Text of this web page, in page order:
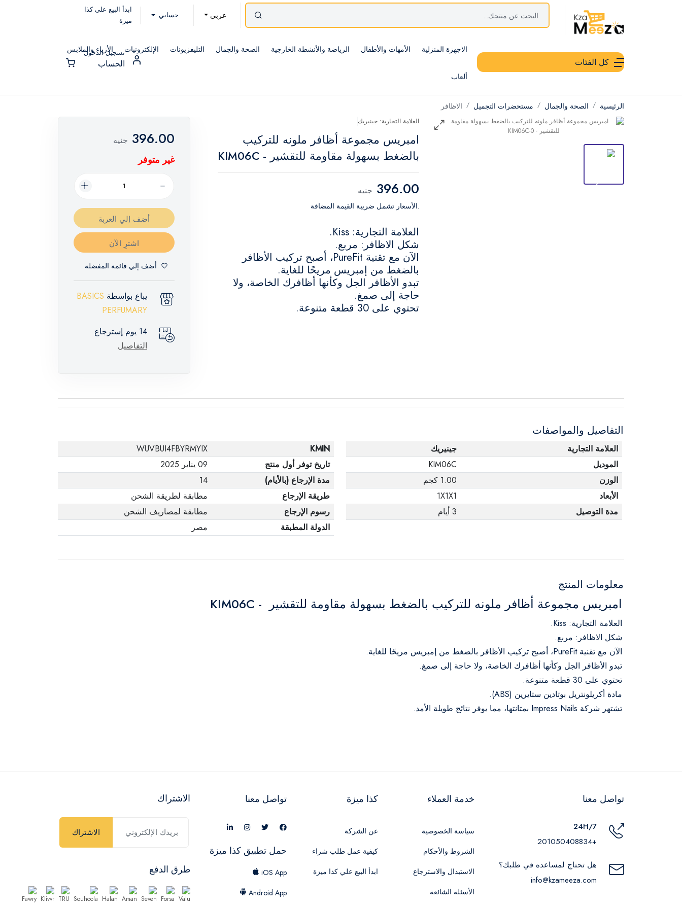
عربي حسابي
ابدأ البيع علي كذا
ميزة
كل الفئات
الاجهزة المنزلية الأمهات والأطفال الرياضة والأنشطة الخارجية الصحة والجمال التليفزيونات الإلكترونيات الأزياء والملابس
ألعاب
تسجيل الدخول
الحساب
الرئيسية الصحة والجمال مستحضرات التجميل الاظافر
العلامة التجارية: جينيريك
امبريس مجموعة أظافر ملونه للتركيب
بالضغط بسهولة مقاومة للتقشير - KIM06C
396.00 جنيه
.الأسعار تشمل ضريبة القيمة المضافة
العلامة التجارية: Kiss.
شكل الاظافر: مربع.
الآن مع تقنية PureFit، أصبح تركيب الأظافر
بالضغط من إمبريس مريحًا للغاية.
تبدو الأظافر الجل وكأنها أظافرك الخاصة، ولا
حاجة إلى صمغ.
تحتوي على 30 قطعة متنوعة.
396.00 جنيه
غير متوفر
أضف إلي العربة
اشترِ الآن
أضف إلي قائمة المفضلة
يباع بواسطة BASICS
PERFUMARY
14 يوم إسترجاع
التفاصيل
التفاصيل والمواصفات
العلامة التجارية
جينيريك
الموديل
KIM06C
الوزن
1.00 كجم
الأبعاد
1X1X1
مدة التوصيل
3 أيام
KMIN
WUVBUI4FBYRMYIX
تاريخ توفر أول منتج
09 يناير 2025
مدة الإرجاع (بالأيام)
14
طريقة الإرجاع
مطابقة لطريقة الشحن
رسوم الإرجاع
مطابقة لمصاريف الشحن
الدولة المطبقة
مصر
معلومات المنتج
امبريس مجموعة أظافر ملونه للتركيب بالضغط بسهولة مقاومة للتقشير - KIM06C
العلامة التجارية: Kiss.
شكل الاظافر: مربع.
الآن مع تقنية PureFit، أصبح تركيب الأظافر بالضغط من إمبريس مريحًا للغاية.
تبدو الأظافر الجل وكأنها أظافرك الخاصة، ولا حاجة إلى صمغ.
تحتوي على 30 قطعة متنوعة.
مادة أكريلونتريل بوتادين ستايرين (ABS).
تشتهر شركة Impress Nails بمتانتها، مما يوفر نتائج طويلة الأمد.
تواصل معنا
24H/7
+201050408834
هل تحتاج لمساعده في طلبك؟
info@kzameeza.com
خدمة العملاء
سياسة الخصوصية
الشروط والأحكام
الاستبدال والاسترجاع
الأسئلة الشائعة
كذا ميزة
عن الشركة
كيفية عمل طلب شراء
ابدأ البيع علي كذا ميزة
تواصل معنا
حمل تطبيق كذا ميزة
iOS App
Android App
الاشتراك
الاشتراك
طرق الدفع